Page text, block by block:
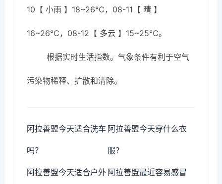
10【 小雨 】18~26℃，08-11【 晴 】
16~26℃，08-12【 多云 】15~25℃。
根据实时生活指数。气象条件有利于空气
污染物稀释、扩散和清除。
阿拉善盟今天适合洗车
吗？
阿拉善盟今天穿什么衣
服？
阿拉善盟今天适合户外 阿拉善盟最近容易感冒